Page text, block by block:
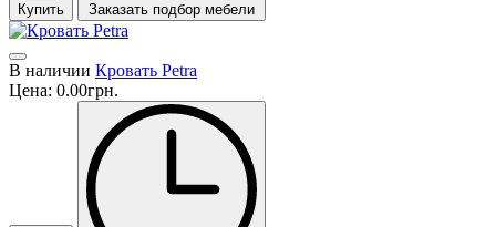
Купить Заказать подбор мебели
В наличии Кровать Petra
Цена: 0.00грн.